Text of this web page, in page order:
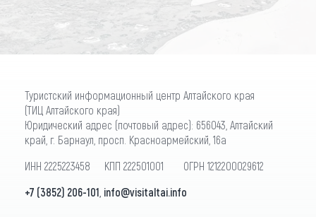
Туристский информационный центр Алтайского края
(ТИЦ Алтайского края)
Юридический адрес (почтовый адрес): 656043, Алтайский
край, г. Барнаул, просп. Красноармейский, 16а
ИНН 2225223458 КПП 222501001 ОГРН 1212200029612
+7 (3852) 206-101 info@visitaltai.info